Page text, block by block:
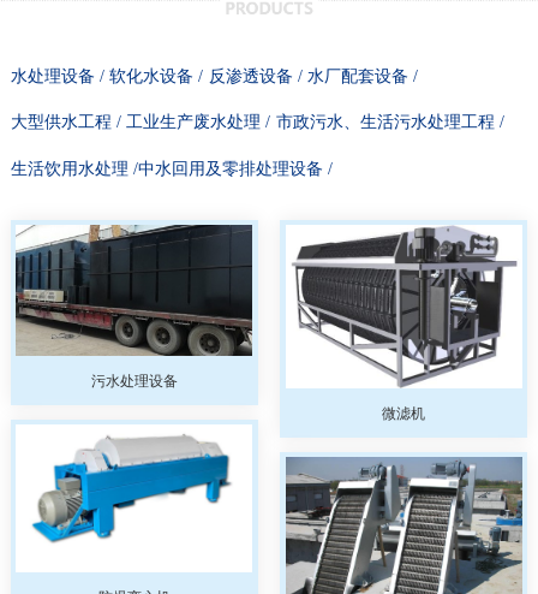
水处理设备 / 软化水设备 / 反渗透设备 / 水厂配套设备 /
大型供水工程 / 工业生产废水处理 / 市政污水、生活污水处理工程 /
生活饮用水处理 /中水回用及零排处理设备 /
污水处理设备
微滤机